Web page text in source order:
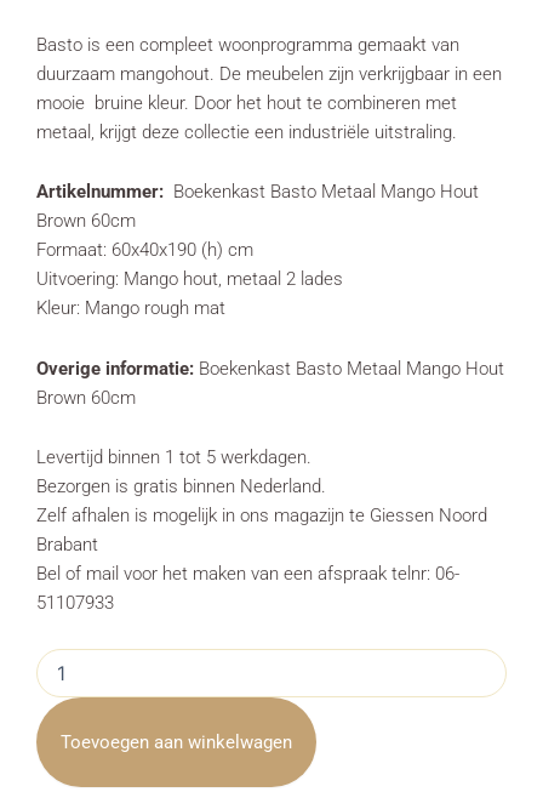
Basto is een compleet woonprogramma gemaakt van
duurzaam mangohout. De meubelen zijn verkrijgbaar in een
mooie bruine kleur. Door het hout te combineren met
metaal, krijgt deze collectie een industriële uitstraling.
Artikelnummer: Boekenkast Basto Metaal Mango Hout
Brown 60cm
Formaat: 60x40x190 (h) cm
Uitvoering: Mango hout, metaal 2 lades
Kleur: Mango rough mat
Overige informatie: Boekenkast Basto Metaal Mango Hout
Brown 60cm
Levertijd binnen 1 tot 5 werkdagen.
Bezorgen is gratis binnen Nederland.
Zelf afhalen is mogelijk in ons magazijn te Giessen Noord
Brabant
Bel of mail voor het maken van een afspraak telnr: 06-
51107933
Boekenkast
Basto
Metaal
Mango
Hout
Brown
Toevoegen aan winkelwagen